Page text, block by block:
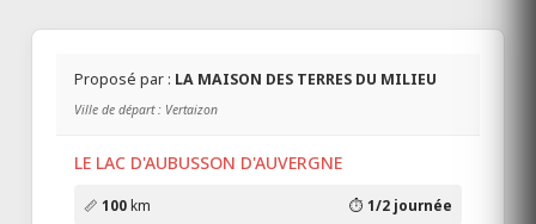
Ouvert
Puy-de-Dôme
Toutes les infos
CAMPING LES DÔMES
Proposé par : LA MAISON DES TERRES DU MILIEU
Ville de départ : Vertaizon
LE LAC D'AUBUSSON D'AUVERGNE
📏100km ⏱️ 1/2 journée